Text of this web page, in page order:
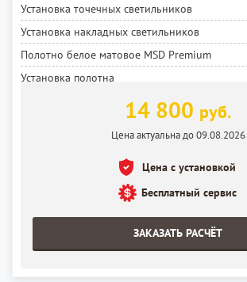
Установка точечных светильников
Установка накладных светильников
Полотно белое матовое MSD Premium
Установка полотна
14 800 руб.
Цена актуальна до 09.08.2026
Цена с установкой
Бесплатный сервис
ЗАКАЗАТЬ РАСЧЁТ